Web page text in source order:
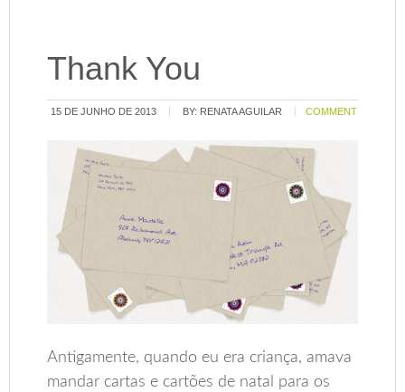
Thank You
15 DE JUNHO DE 2013 BY: RENATA AGUILAR COMMENT
Antigamente, quando eu era criança, amava
mandar cartas e cartões de natal para os